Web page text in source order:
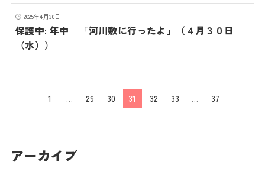
2025年4月30日
保護中: 年中 「河川敷に行ったよ」（４月３０日
（水））
1 … 29 30 31 32 33 … 37
アーカイブ